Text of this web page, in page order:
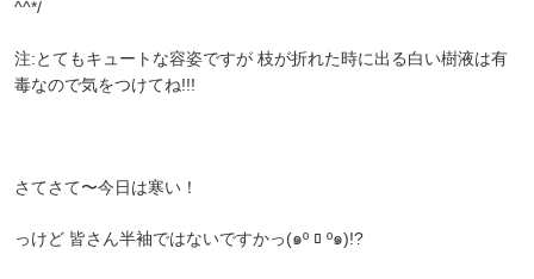
^^*/
注:とてもキュートな容姿ですが 枝が折れた時に出る白い樹液は有
毒なので気をつけてね!!!
さてさて〜今日は寒い！
っけど 皆さん半袖ではないですかっ(๑º ﾛ º๑)!?